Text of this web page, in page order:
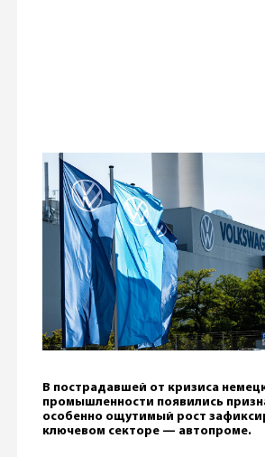
В пострадавшей от кризиса
промышленности появились
особенно ощутимый рост
ключевом секторе — автопроме.